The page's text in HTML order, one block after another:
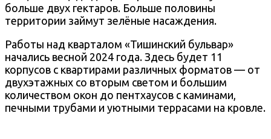
больше двух гектаров. Больше половины
территории займут зелёные насаждения.
Работы над кварталом «Тишинский бульвар»
начались весной 2024 года. Здесь будет 11
корпусов с квартирами различных форматов — от
двухэтажных со вторым светом и большим
количеством окон до пентхаусов с каминами,
печными трубами и уютными террасами на кровле.